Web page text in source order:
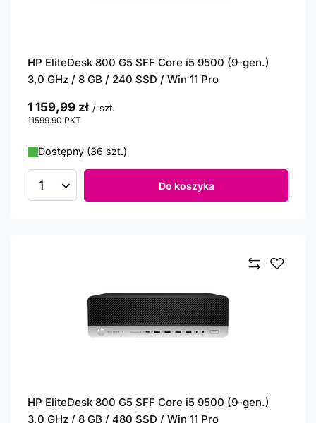
HP EliteDesk 800 G5 SFF Core i5 9500 (9-gen.)
3,0 GHz / 8 GB / 240 SSD / Win 11 Pro
1 159,99 zł / szt.
11599.90 PKT
Dostępny (36 szt.)
Ilość produktów Do koszyka
HP EliteDesk 800 G5 SFF Core i5 9500 (9-gen.)
3,0 GHz / 8 GB / 480 SSD / Win 11 Pro